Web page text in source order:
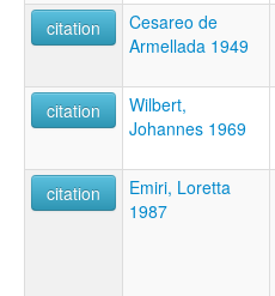
citation
Cesareo de
Armellada 1949
citation
Wilbert,
Johannes 1969
citation
Emiri, Loretta
1987